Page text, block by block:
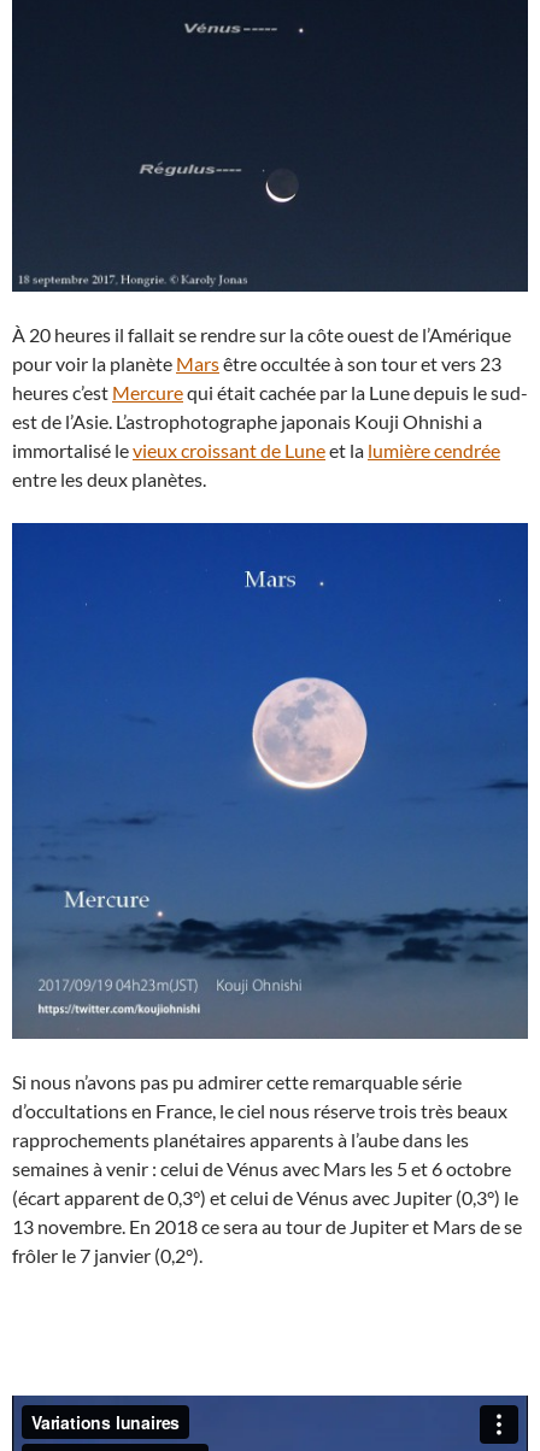
À 20 heures il fallait se rendre sur la côte ouest de l’Amérique
pour voir la planète Marsêtre occultée à son tour et vers 23
heures c’est Mercurequi était cachée par la Lune depuis le sud-
est de l’Asie. L’astrophotographe japonais Kouji Ohnishi a
immortalisé levieux croissant de Luneet la lumière cendrée
entre les deux planètes.
Si nous n’avons pas pu admirer cette remarquable série
d’occultations en France, le ciel nous réserve trois très beaux
rapprochements planétaires apparents à l’aube dans les
semaines à venir : celui de Vénus avec Mars les 5 et 6 octobre
(écart apparent de 0,3°) et celui de Vénus avec Jupiter (0,3°) le
13 novembre. En 2018 ce sera au tour de Jupiter et Mars de se
frôler le 7 janvier (0,2°).